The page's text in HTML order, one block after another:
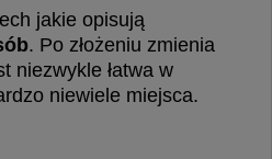
jakie opisują
. Po złożeniu zmienia
niezwykle łatwa w
niewiele miejsca.